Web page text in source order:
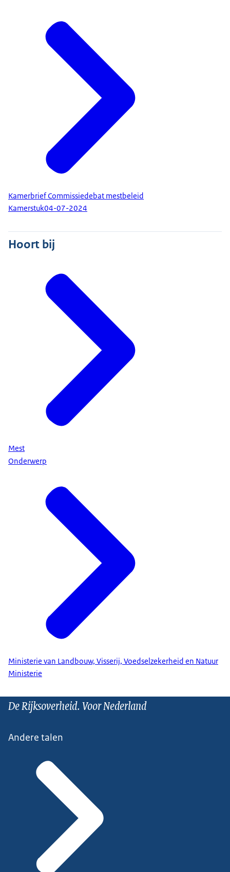
Kamerbrief Commissiedebat mestbeleid
Kamerstuk04-07-2024
Hoort bij
Mest
Onderwerp
Ministerie van Landbouw, Visserij, Voedselzekerheid en Natuur
Ministerie
De Rijksoverheid. Voor Nederland
Andere talen